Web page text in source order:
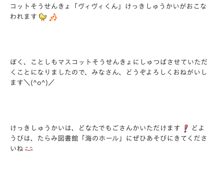
コットそうせんきょ「ヴィヴィくん」けっきしゅうかいがおこな
われます
ぼく、ことしもマスコットそうせんきょにしゅつばさせていただ
くことになりましたので、みなさん、どうぞよろしくおねがいし
ます＼(^o^)／
けっきしゅうかいは、どなたでもごさんかいただけます
どよ
うびは、たらみ図書館「海のホール」にぜひあそびにきてくださ
いね